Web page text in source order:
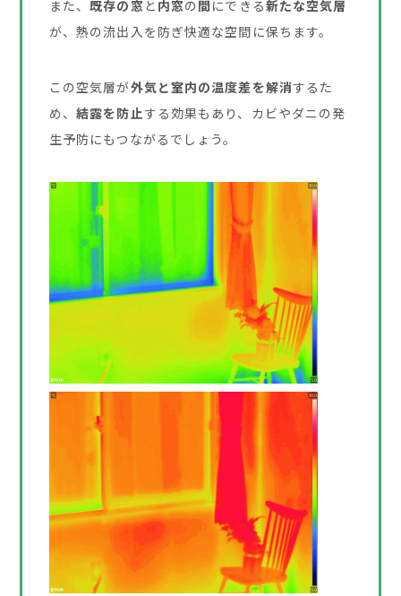
また、既存の窓 と 内窓の 間 にできる新たな空気層
が、熱の流出入を防ぎ快適な空間に保ちます。
この空気層が外気と室内の温度差を解消するた
め、結露を防止する効果もあり、カビやダニの発
生予防にもつながるでしょう。